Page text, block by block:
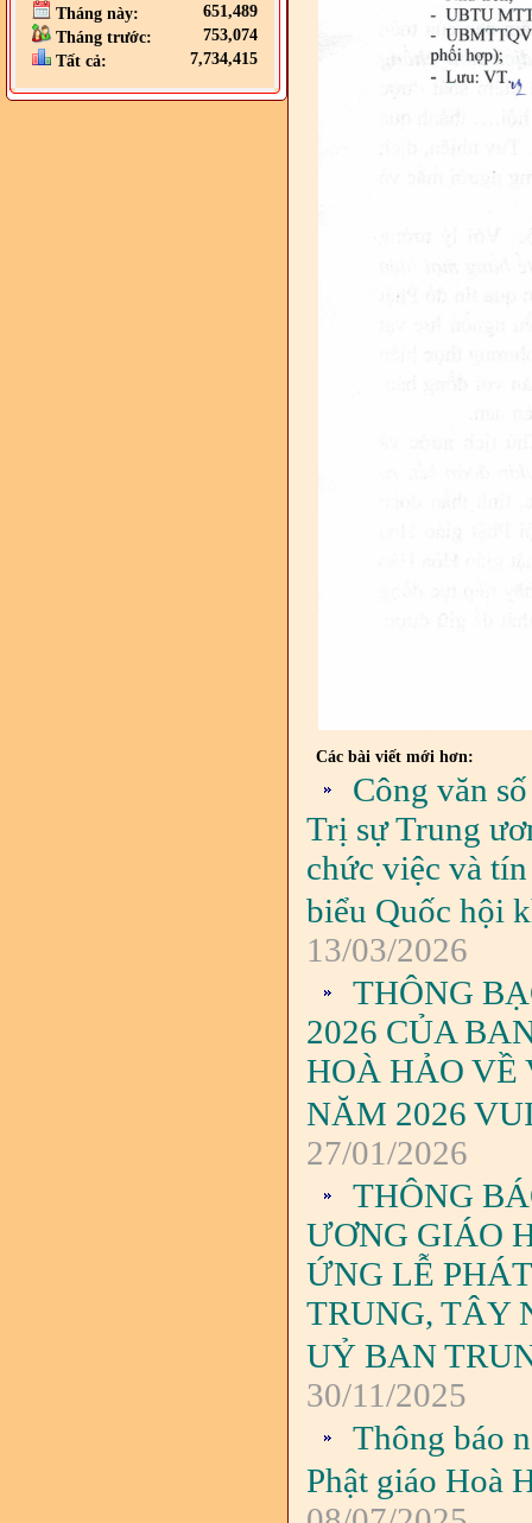
Tháng này:
651,489
Tháng trước:
753,074
Tất cả:
7,734,415
Các bài viết mới hơn:
Công văn
Trị sự Trung
chức việc và
biểu Quốc hội
13/03/2026
THÔNG
2026 CỦA
HOÀ HẢO VỀ
NĂM 2026
27/01/2026
THÔNG
ƯƠNG GIÁO
ỨNG LỄ
TRUNG, TÂY
UỶ BAN
30/11/2025
Thông báo
Phật giáo Hoà